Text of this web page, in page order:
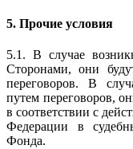
5. Прочие условия
5.1. В случае
Сторонами, они
переговоров. В
путем переговоров,
в соответствии с
Федерации в
Фонда.